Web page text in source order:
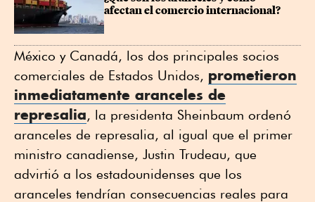
afectan el comercio internacional?
México y Canadá, los dos principales socios
comerciales de Estados Unidos, prometieron
inmediatamente aranceles de
represalia, la presidenta Sheinbaum ordenó
aranceles de represalia, al igual que el primer
ministro canadiense, Justin Trudeau, que
advirtió a los estadounidenses que los
aranceles tendrían consecuencias reales para